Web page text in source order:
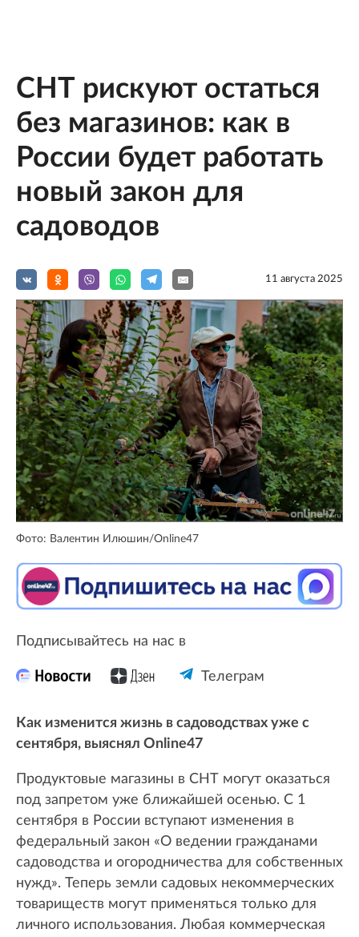
СНТ рискуют остаться
без магазинов: как в
России будет работать
новый закон для
садоводов
11 августа 2025
Фото: Валентин Илюшин/Online47
Подписывайтесь на нас в
Телеграм
Как изменится жизнь в садоводствах уже с
сентября, выяснял Online47
Продуктовые магазины в СНТ могут оказаться
под запретом уже ближайшей осенью. С 1
сентября в России вступают изменения в
федеральный закон «О ведении гражданами
садоводства и огородничества для собственных
нужд». Теперь земли садовых некоммерческих
товариществ могут применяться только для
личного использования. Любая коммерческая